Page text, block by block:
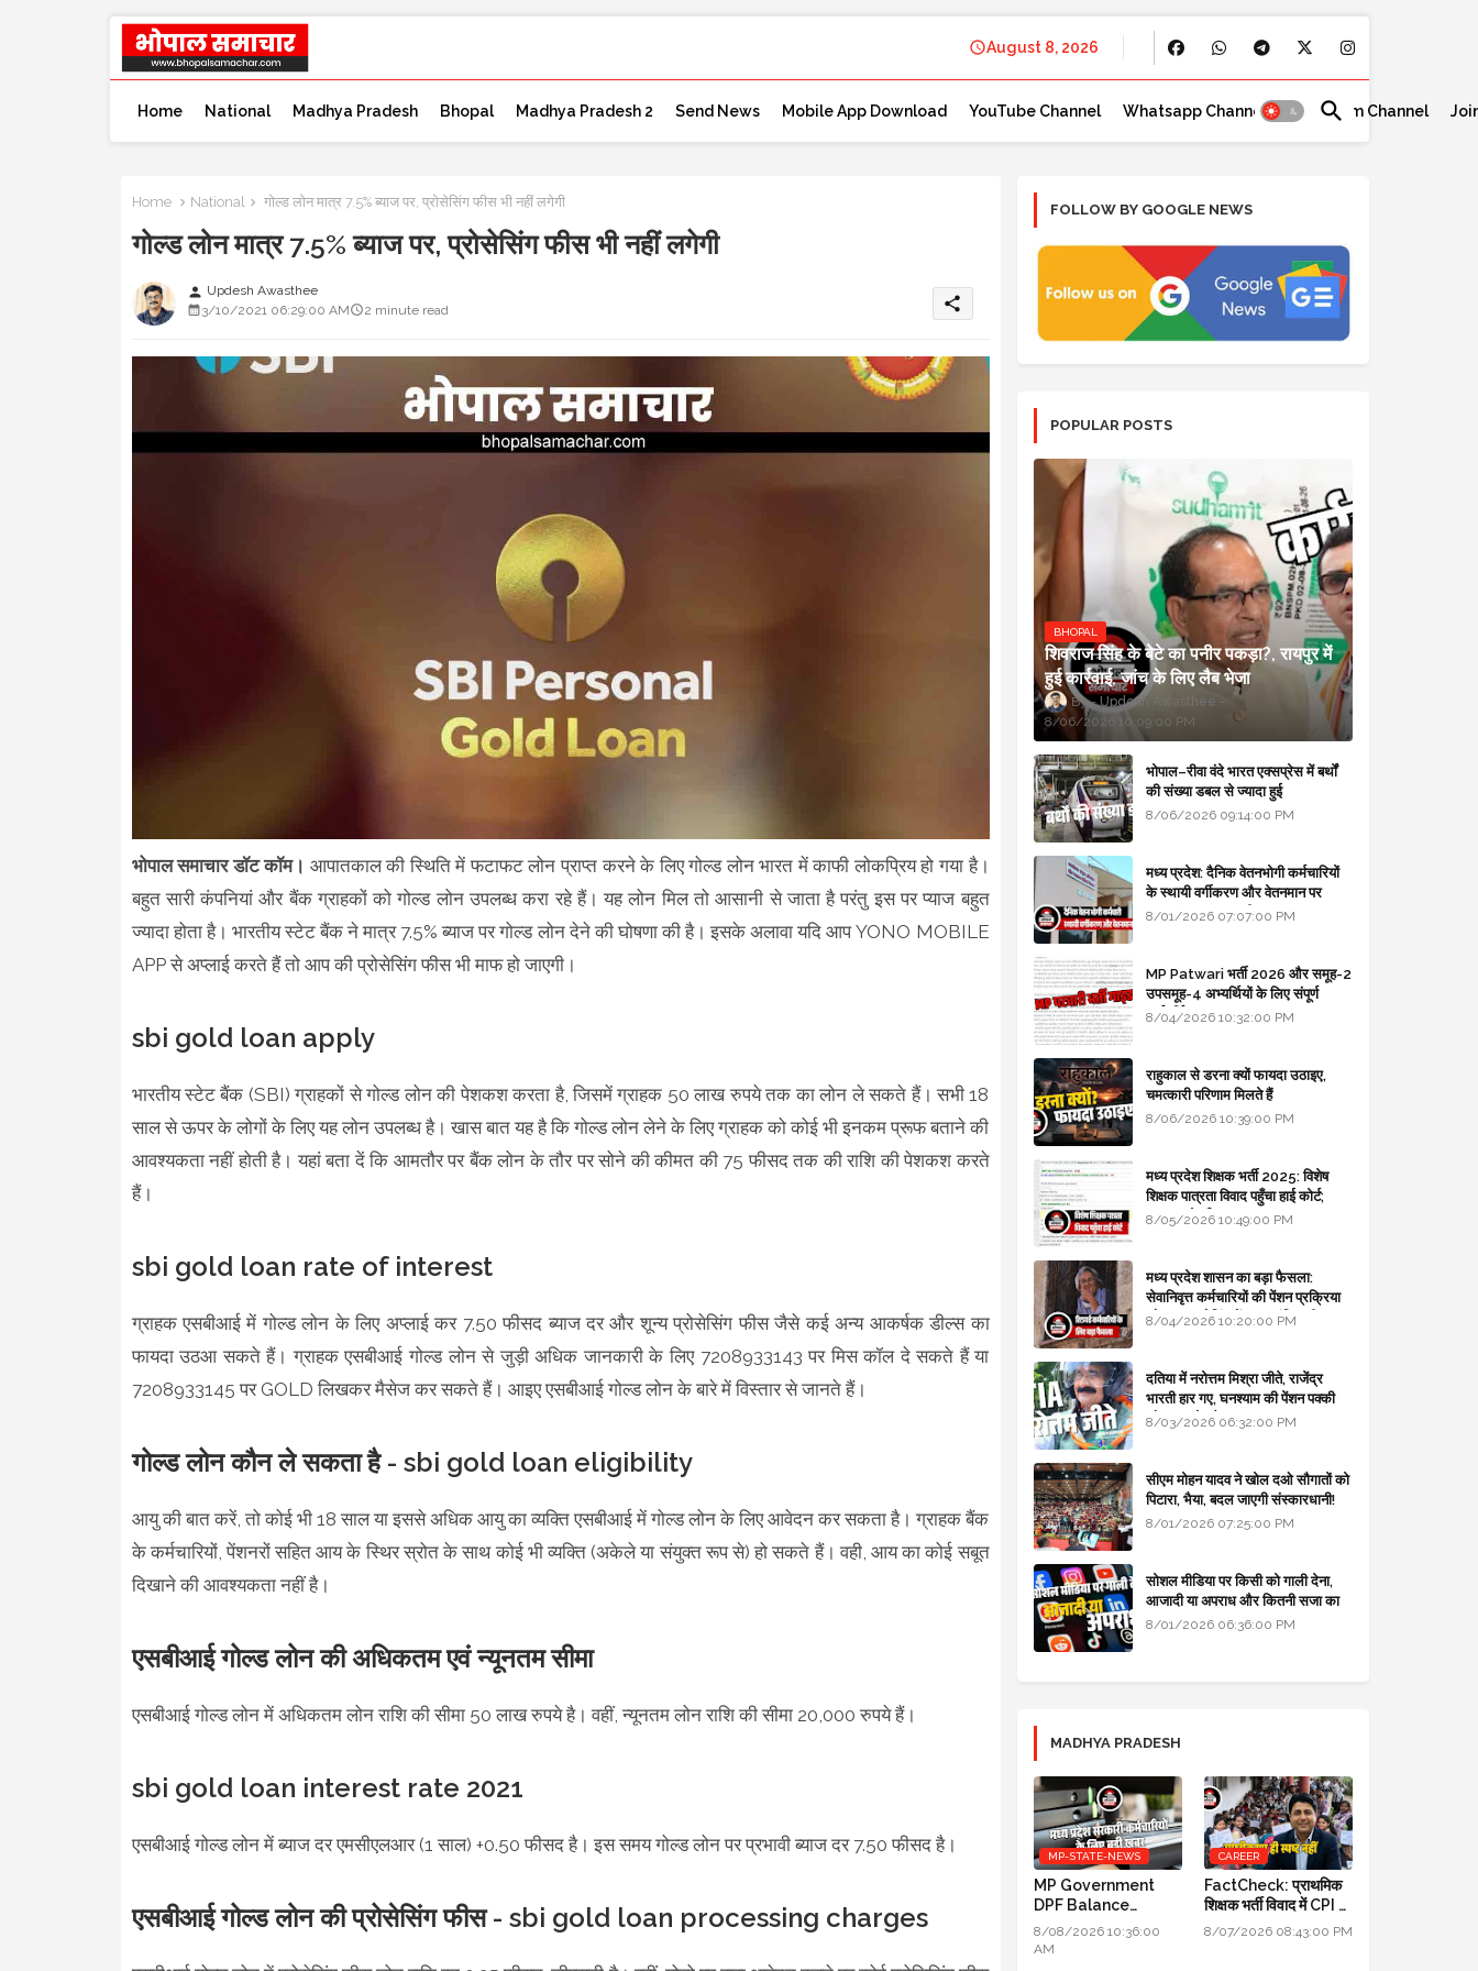
August 8, 2026
Home National Madhya Pradesh Bhopal Madhya Pradesh 2 Send News Mobile App Download YouTube Channel Whatsapp Channel Telegram Channel
Home National गोल्ड लोन मात्र 7.5% ब्याज पर, प्रोसेसिंग फीस भी नहीं लगेगी
गोल्ड लोन मात्र 7.5% ब्याज पर, प्रोसेसिंग फीस भी नहीं लगेगी
person Updesh Awasthee
3/10/2021 06:29:00 AM
2 minute read share
भोपाल समाचार डॉट कॉम। आपातकाल की स्थिति में फटाफट लोन प्राप्त करने के लिए गोल्ड लोन भारत में काफी लोकप्रिय हो गया है।
बहुत सारी कंपनियां और बैंक ग्राहकों को गोल्ड लोन उपलब्ध करा रहे हैं। यह लोन मिल तो आसानी से जाता है परंतु इस पर प्याज बहुत
ज्यादा होता है। भारतीय स्टेट बैंक ने मात्र 7.5% ब्याज पर गोल्ड लोन देने की घोषणा की है। इसके अलावा यदि आप YONO MOBILE
APP से अप्लाई करते हैं तो आप की प्रोसेसिंग फीस भी माफ हो जाएगी।
sbi gold loan apply
भारतीय स्टेट बैंक (SBI) ग्राहकों से गोल्ड लोन की पेशकश करता है, जिसमें ग्राहक 50 लाख रुपये तक का लोन ले सकते हैं। सभी 18
साल से ऊपर के लोगों के लिए यह लोन उपलब्ध है। खास बात यह है कि गोल्ड लोन लेने के लिए ग्राहक को कोई भी इनकम प्रूफ बताने की
आवश्यकता नहीं होती है। यहां बता दें कि आमतौर पर बैंक लोन के तौर पर सोने की कीमत की 75 फीसद तक की राशि की पेशकश करते
हैं।
sbi gold loan rate of interest
ग्राहक एसबीआई में गोल्ड लोन के लिए अप्लाई कर 7.50 फीसद ब्याज दर और शून्य प्रोसेसिंग फीस जैसे कई अन्य आकर्षक डील्स का
फायदा उठआ सकते हैं। ग्राहक एसबीआई गोल्ड लोन से जुड़ी अधिक जानकारी के लिए 7208933143 पर मिस कॉल दे सकते हैं या
7208933145 पर GOLD लिखकर मैसेज कर सकते हैं। आइए एसबीआई गोल्ड लोन के बारे में विस्तार से जानते हैं।
गोल्ड लोन कौन ले सकता है - sbi gold loan eligibility
आयु की बात करें, तो कोई भी 18 साल या इससे अधिक आयु का व्यक्ति एसबीआई में गोल्ड लोन के लिए आवेदन कर सकता है। ग्राहक बैंक
के कर्मचारियों, पेंशनरों सहित आय के स्थिर स्रोत के साथ कोई भी व्यक्ति (अकेले या संयुक्त रूप से) हो सकते हैं। वही, आय का कोई सबूत
दिखाने की आवश्यकता नहीं है।
एसबीआई गोल्ड लोन की अधिकतम एवं न्यूनतम सीमा
एसबीआई गोल्ड लोन में अधिकतम लोन राशि की सीमा 50 लाख रुपये है। वहीं, न्यूनतम लोन राशि की सीमा 20,000 रुपये हैं।
sbi gold loan interest rate 2021
एसबीआई गोल्ड लोन में ब्याज दर एमसीएलआर (1 साल) +0.50 फीसद है। इस समय गोल्ड लोन पर प्रभावी ब्याज दर 7.50 फीसद है।
एसबीआई गोल्ड लोन की प्रोसेसिंग फीस - sbi gold loan processing charges
FOLLOW BY GOOGLE NEWS
POPULAR POSTS
BHOPAL
शिवराज सिंह के बेटे का पनीर पकड़ा?, रायपुर में
हुई कार्रवाई, जांच के लिए लैब भेजा
Updesh Awasthee
8/06/2026 10:09:00 PM
भोपाल–रीवा वंदे भारत एक्सप्रेस में बर्थों
की संख्या डबल से ज्यादा हुई
8/06/2026 09:14:00 PM
मध्य प्रदेश: दैनिक वेतनभोगी कर्मचारियों
के स्थायी वर्गीकरण और वेतनमान पर
सरकार का बड़ा स्पष्टीकरण
8/01/2026 07:07:00 PM
MP Patwari भर्ती 2026 और समूह-2
उपसमूह-4 अभ्यर्थियों के लिए संपूर्ण
मार्गदर्शिका
8/04/2026 10:32:00 PM
राहुकाल से डरना क्यों फायदा उठाइए,
चमत्कारी परिणाम मिलते हैं
8/06/2026 10:39:00 PM
मध्य प्रदेश शिक्षक भर्ती 2025: विशेष
शिक्षक पात्रता विवाद पहुँचा हाई कोर्ट;
सरकार से माँगा जवाब
8/05/2026 10:49:00 PM
मध्य प्रदेश शासन का बड़ा फैसला:
सेवानिवृत्त कर्मचारियों की पेंशन प्रक्रिया
और बजट कोडिंग में हुए क्रांतिकारी
8/04/2026 10:20:00 PM
दतिया में नरोत्तम मिश्रा जीते, राजेंद्र
भारती हार गए, घनश्याम की पेंशन पक्की
और आशुतोष बैक टू...
8/03/2026 06:32:00 PM
सीएम मोहन यादव ने खोल दओ सौगातों को
पिटारा, भैया, बदल जाएगी संस्कारधानी!
8/01/2026 07:25:00 PM
सोशल मीडिया पर किसी को गाली देना,
आजादी या अपराध और कितनी सजा का
प्रावधान - free legal advice
8/01/2026 06:36:00 PM
MADHYA PRADESH
MP-STATE-NEWS
MP Government
DPF Balance
Update New
Guidelines 2026:
8/08/2026 10:36:00
AM
CAREER
FactCheck: प्राथमिक
शिक्षक भर्ती विवाद में CPI का
स्पष्टीकरण ही स्पष्ट नहीं
8/07/2026 08:43:00 PM